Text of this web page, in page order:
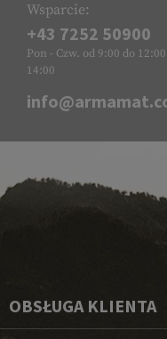
Wsparcie:
+43 7252 50900
Pon - Czw. od 9:00 do
14:00
OBSŁUGA KLIENTA